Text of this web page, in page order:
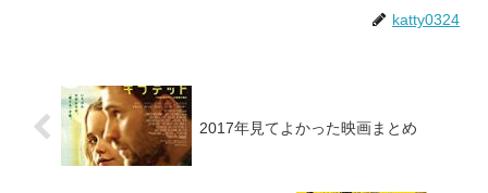
katty0324
2017年見てよかった映画まとめ